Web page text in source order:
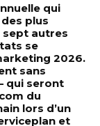
qui
plus
sept autres
se
2026.
sans
qui seront
du
lors d’un
et